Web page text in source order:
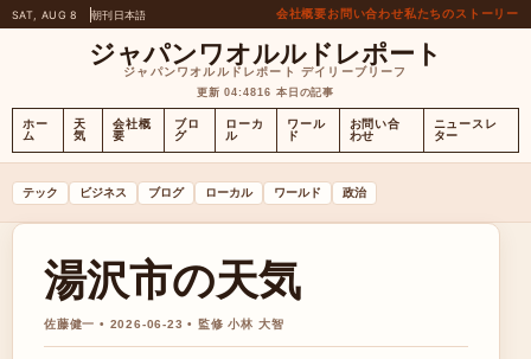
SAT, AUG 8 朝刊日本語 会社概要お問い合わせ私たちのストーリー
ジャパンワオルルドレポート
ジャパンワオルルドレポート デイリーブリーフ
更新 04:4816 本日の記事
ホー
ム
天
気
会社概
要
ブロ
グ
ローカ
ル
ワール
ド
お問い合
わせ
ニュースレ
ター
テック ビジネス ブログ ローカル ワールド 政治
湯沢市の天気
佐藤健一 • 2026-06-23 • 監修 小林 大智